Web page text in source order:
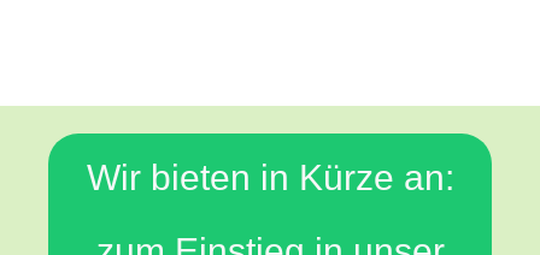
Wir bieten in Kürze an: